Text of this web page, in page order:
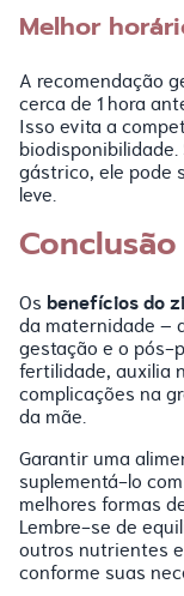
Melhor
A recomendação
cerca de 1 hora
Isso evita a
gástrico, ele pode
leve.
Conclusão
Osbenefícios do
da maternidade –
gestação e o pós-
fertilidade, auxilia
complicações na
da mãe.
Garantir uma
suplementá-lo
melhores formas
Lembre-se de
outros nutrientes
conforme suas